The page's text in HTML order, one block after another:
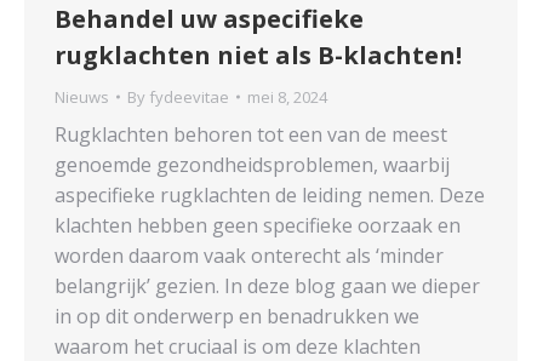
Behandel uw aspecifieke
rugklachten niet als B-klachten!
Nieuws By fydeevitae mei 8, 2024
Rugklachten behoren tot een van de meest
genoemde gezondheidsproblemen, waarbij
aspecifieke rugklachten de leiding nemen. Deze
klachten hebben geen specifieke oorzaak en
worden daarom vaak onterecht als ‘minder
belangrijk’ gezien. In deze blog gaan we dieper
in op dit onderwerp en benadrukken we
waarom het cruciaal is om deze klachten